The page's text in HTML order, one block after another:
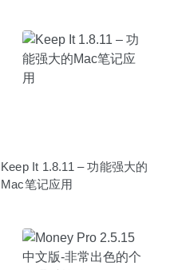
Keep It 1.8.11 – 功能强大的
Mac笔记应用